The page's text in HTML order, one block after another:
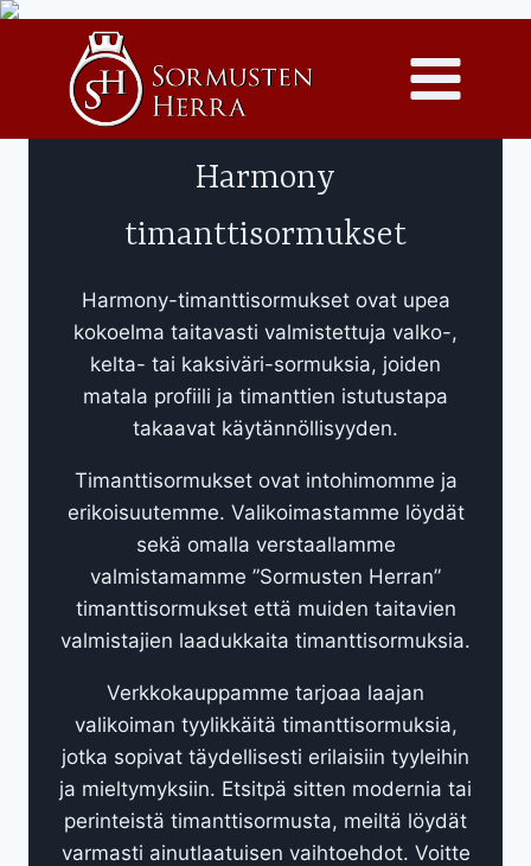
sisältöön
Harmony
timanttisormukset
Harmony-timanttisormukset ovat upea
kokoelma taitavasti valmistettuja valko-,
kelta- tai kaksiväri-sormuksia, joiden
matala profiili ja timanttien istutustapa
takaavat käytännöllisyyden.
Timanttisormukset ovat intohimomme ja
erikoisuutemme. Valikoimastamme löydät
sekä omalla verstaallamme
valmistamamme ”Sormusten Herran”
timanttisormukset että muiden taitavien
valmistajien laadukkaita timanttisormuksia.
Verkkokauppamme tarjoaa laajan
valikoiman tyylikkäitä timanttisormuksia,
jotka sopivat täydellisesti erilaisiin tyyleihin
ja mieltymyksiin. Etsitpä sitten modernia tai
perinteistä timanttisormusta, meiltä löydät
varmasti ainutlaatuisen vaihtoehdot. Voitte